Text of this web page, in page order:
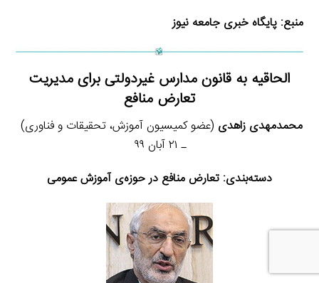
منبع: پایگاه خبری جامعه نیوز
الحاقیه به قانون مدارس غیردولتی برای مدیریت
تعارض منافع
محمدمهدی زاهدی (عضو کمیسیون آموزش، تحقیقات و فناوری)
ـ ۲۱ آبان ۹۹
دسته‌بندی: تعارض منافع در حوزه‌ی آموزش عمومی